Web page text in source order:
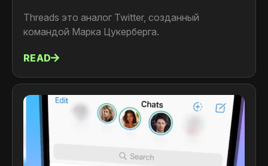
Threads это аналог Twitter, созданный
командой Марка Цукерберга.
READ